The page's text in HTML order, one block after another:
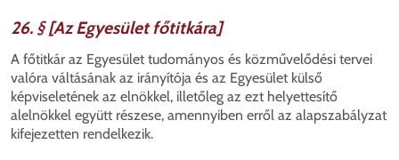
26. § [Az Egyesület főtitkára]
A főtitkár az Egyesület tudományos és közművelődési tervei
valóra váltásának az irányítója és az Egyesület külső
képviseletének az elnökkel, illetőleg az ezt helyettesítő
alelnökkel együtt részese, amennyiben erről az alapszabályzat
kifejezetten rendelkezik.